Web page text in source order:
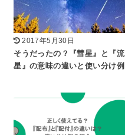
2017年5月30日
そうだったの？『彗星』と『流
星』の意味の違いと使い分け例